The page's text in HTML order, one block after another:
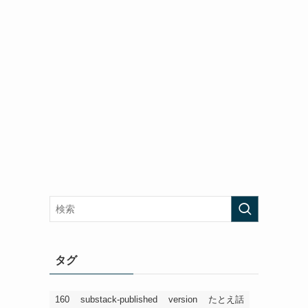
タグ
160 substack-published version たとえ話